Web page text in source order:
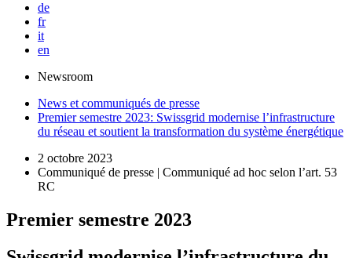
de
fr
it
en
Newsroom
News et communiqués de presse
Premier semestre 2023: Swissgrid modernise l’infrastructure
du réseau et soutient la transformation du système énergétique
2 octobre 2023
Communiqué de presse | Communiqué ad hoc selon l’art. 53
RC
Premier semestre 2023